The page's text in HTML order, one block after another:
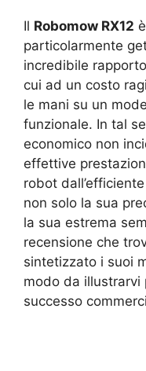
Il Robomow RX12
particolarmente
incredibile
cui ad un costo
le mani su un
funzionale. In tal
economico non
effettive
robot
non solo la sua
la sua estrema
recensione che
sintetizzato i suoi
modo da illustrarvi
successo